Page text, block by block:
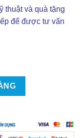
thuật và quà tặng
để được tư vấn
lượng